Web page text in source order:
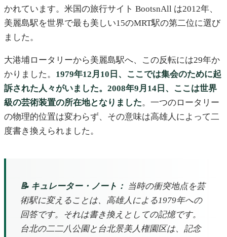
かれています。米国の旅行サイト BootsnAll は2012年、
美麗島駅を世界で最も美しい15のMRT駅の第二位に選び
ました。
大港埔ロータリーから美麗島駅へ、この反転には29年か
かりました。 1979年12月10日、ここでは集会のために起
訴された人々がいました。2008年9月14日、ここは世界
級の芸術装置の所在地となりました。一つのロータリー
の物理的位置は変わらず、その意味は高雄人によって二
度書き換えられました。
📝 キュレーター・ノート：
当時の衝突地点を芸
術駅に変えることは、高雄人による1979年への
回答です。それは書き換えとしての記憶です。
台北の二二八公園と台北景美人権園区は、記念